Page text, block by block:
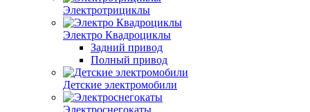
Электротрициклы
Электро Квадроциклы
Задний привод
Полный привод
Детские электромобили
Электроснегокаты